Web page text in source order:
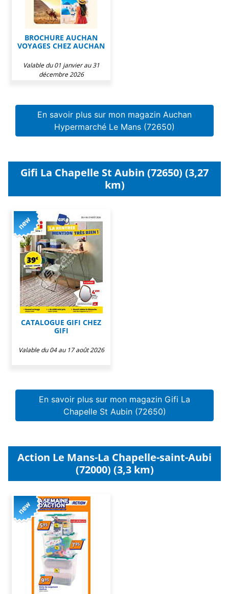
BROCHURE AUCHAN
VOYAGES CHEZ AUCHAN
Valable du 01 janvier au 31
décembre 2026
En savoir plus sur mon magazin Auchan
Hypermarché Le Mans (72650)
Gifi La Chapelle St Aubin (72650) (3,27
km)
CATALOGUE GIFI CHEZ
GIFI
Valable du 04 au 17 août 2026
En savoir plus sur mon magazin Gifi La
Chapelle St Aubin (72650)
Action Le Mans-La Chapelle-saint-Aubi
(72000) (3,3 km)